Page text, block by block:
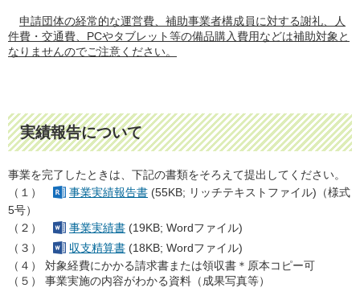
申請団体の経常的な運営費、補助事業者構成員に対する謝礼、人
件費・交通費、PCやタブレット等の備品購入費用などは補助対象と
なりませんのでご注意ください。
実績報告について
事業を完了したときは、下記の書類をそろえて提出してください。
（１）
事業実績報告書 (55KB; リッチテキストファイル)（様式
5号）
（２）
事業実績書 (19KB; Wordファイル)
（３）
収支精算書 (18KB; Wordファイル)
（４） 対象経費にかかる請求書または領収書＊原本コピー可
（５） 事業実施の内容がわかる資料（成果写真等）